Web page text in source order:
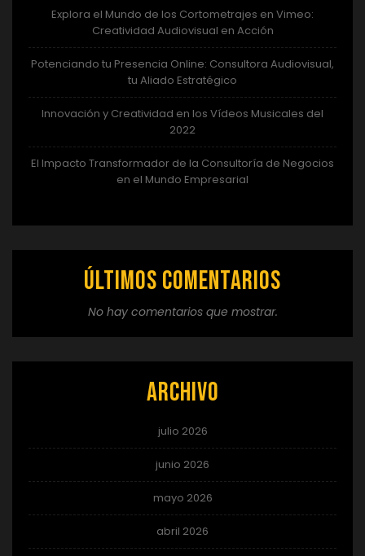
Explora el Mundo de los Cortometrajes en Vimeo:
Creatividad Audiovisual en Acción
Potenciando tu Presencia Online: Consultora Audiovisual,
tu Aliado Estratégico
Innovación y Creatividad en los Vídeos Musicales del
2022
El Impacto Transformador de la Consultoría de Negocios
en el Mundo Empresarial
Últimos comentarios
No hay comentarios que mostrar.
Archivo
julio 2026
junio 2026
mayo 2026
abril 2026